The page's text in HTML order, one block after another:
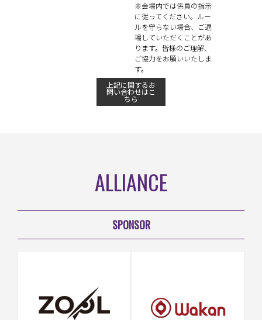
※会場内では係員の指示
に従ってください。ルー
ルを守らない場合、ご退
場していただくことがあ
ります。皆様のご理解、
ご協力をお願いいたしま
す。
上記に関するお
問い合わせはこ
ちら
ALLIANCE
SPONSOR